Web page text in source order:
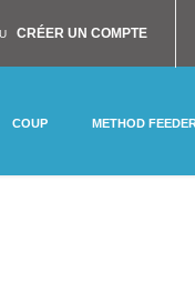
CRÉER UN COMPTE
COUP METHOD